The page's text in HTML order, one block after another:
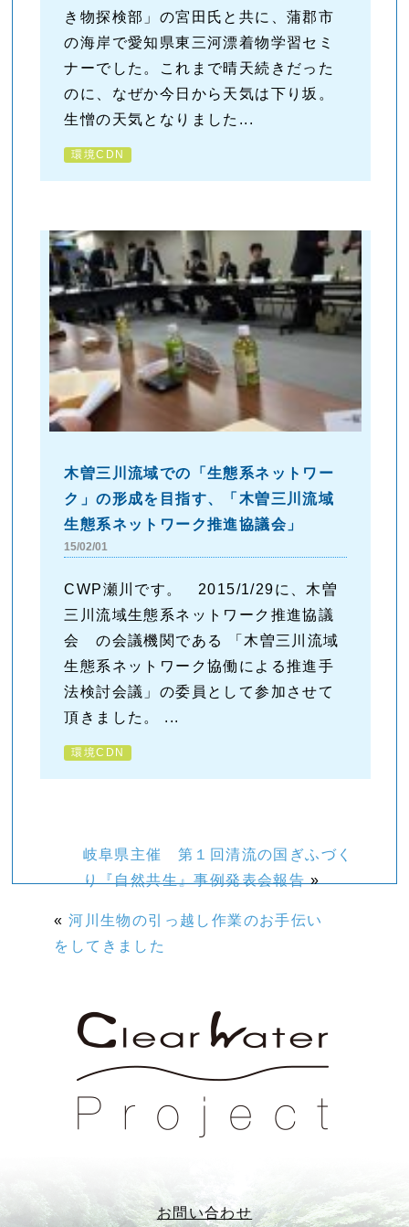
き物探検部」の宮田氏と共に、蒲郡市
の海岸で愛知県東三河漂着物学習セミ
ナーでした。これまで晴天続きだった
のに、なぜか今日から天気は下り坂。
生憎の天気となりました...
環境CDN
木曽三川流域での「生態系ネットワー
ク」の形成を目指す、「木曽三川流域
生態系ネットワーク推進協議会」
15/02/01
CWP瀬川です。 2015/1/29に、木曽
三川流域生態系ネットワーク推進協議
会 の会議機関である 「木曽三川流域
生態系ネットワーク協働による推進手
法検討会議」の委員として参加させて
頂きました。 ...
環境CDN
岐阜県主催 第１回清流の国ぎふづく
り『自然共生』事例発表会報告»
«河川生物の引っ越し作業のお手伝い
をしてきました
お問い合わせ